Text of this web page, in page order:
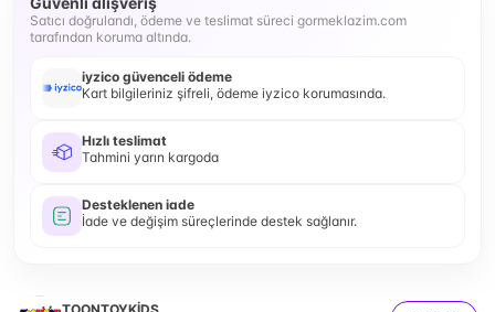
Satıcı doğrulandı, ödeme ve teslimat süreci gormeklazim.com
tarafından koruma altında.
iyzico güvenceli ödeme
Kart bilgileriniz şifreli, ödeme iyzico korumasında.
Hızlı teslimat
Tahmini yarın kargoda
Desteklenen iade
İade ve değişim süreçlerinde destek sağlanır.